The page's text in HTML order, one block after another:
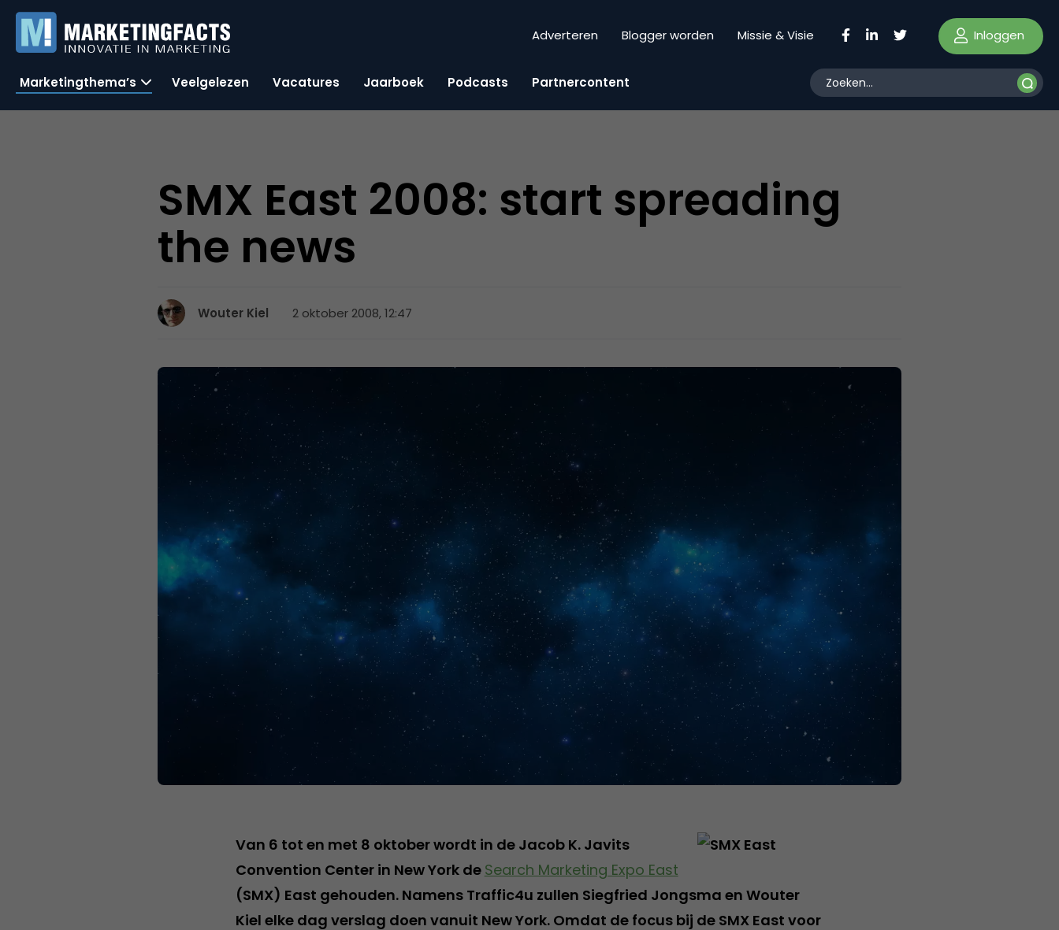
Adverteren Blogger worden Missie & Visie Inloggen
Marketingthema’s Veelgelezen Vacatures Jaarboek Podcasts Partnercontent
SMX East 2008: start spreading
the news
Wouter Kiel 2 oktober 2008, 12:47
Van 6 tot en met 8 oktober wordt in de Jacob K. Javits
Convention Center in New York de Search Marketing Expo East
(SMX) East gehouden. Namens Traffic4u zullen Siegfried Jongsma en Wouter
Kiel elke dag verslag doen vanuit New York. Omdat de focus bij de SMX East voor